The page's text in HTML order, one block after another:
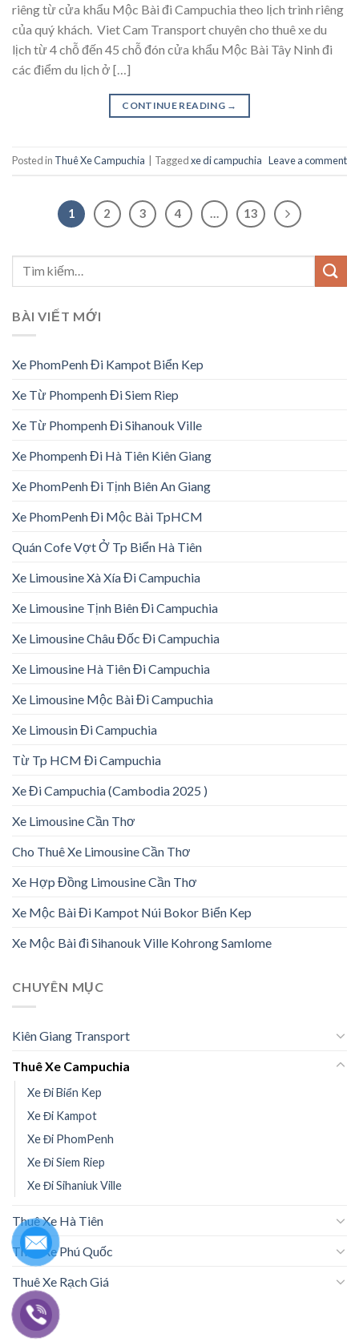
riêng từ cửa khẩu Mộc Bài đi Campuchia theo lịch trình riêng
của quý khách. Viet Cam Transport chuyên cho thuê xe du
lịch từ 4 chỗ đến 45 chỗ đón cửa khẩu Mộc Bài Tây Ninh đi
các điểm du lịch ở […]
CONTINUE READING →
Posted in Thuê Xe Campuchia Taggedxe di campuchia Leave a comment
1 2 3 4 … 13
BÀI VIẾT MỚI
Xe PhomPenh Đi Kampot Biển Kep
Xe Từ Phompenh Đi Siem Riep
Xe Từ Phompenh Đi Sihanouk Ville
Xe Phompenh Đi Hà Tiên Kiên Giang
Xe PhomPenh Đi Tịnh Biên An Giang
Xe PhomPenh Đi Mộc Bài TpHCM
Quán Cofe Vợt Ở Tp Biển Hà Tiên
Xe Limousine Xà Xía Đi Campuchia
Xe Limousine Tịnh Biên Đi Campuchia
Xe Limousine Châu Đốc Đi Campuchia
Xe Limousine Hà Tiên Đi Campuchia
Xe Limousine Mộc Bài Đi Campuchia
Xe Limousin Đi Campuchia
Từ Tp HCM Đi Campuchia
Xe Đi Campuchia (Cambodia 2025 )
Xe Limousine Cần Thơ
Cho Thuê Xe Limousine Cần Thơ
Xe Hợp Đồng Limousine Cần Thơ
Xe Mộc Bài Đi Kampot Núi Bokor Biển Kep
Xe Mộc Bài đi Sihanouk Ville Kohrong Samlome
CHUYÊN MỤC
Kiên Giang Transport
Thuê Xe Campuchia
Xe Đi Biển Kep
Xe Đi Kampot
Xe Đi PhomPenh
Xe Đi Siem Riep
Xe Đi Sihaniuk Ville
Thuê Xe Hà Tiên
Thuê Xe Phú Quốc
Thuê Xe Rạch Giá